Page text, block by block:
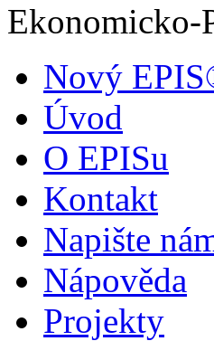
Ekonomicko-
Nový
Úvod
O EPISu
Kontakt
Napište
Nápověda
Projekty